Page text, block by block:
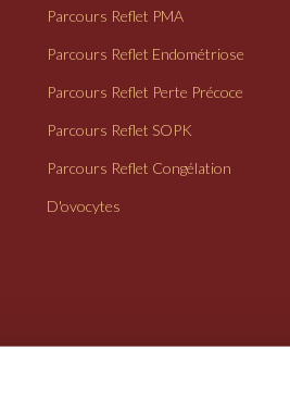
Parcours Reflet PMA
Parcours Reflet Endométriose
Parcours Reflet Perte Précoce
Parcours Reflet SOPK
Parcours Reflet Congélation
D'ovocytes